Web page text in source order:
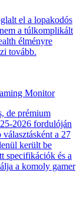
el a lopakodós
a túlkomplikált
élményre
tovább.
Monitor
de prémium
2026 fordulóján
a 27
került be
specifikációk és a
a komoly gamer